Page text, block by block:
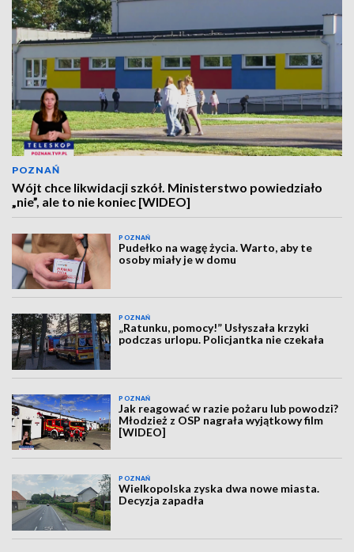
POZNAŃ
Wójt chce likwidacji szkół. Ministerstwo powiedziało
„nie”, ale to nie koniec [WIDEO]
POZNAŃ
Pudełko na wagę życia. Warto, aby te
osoby miały je w domu
POZNAŃ
„Ratunku, pomocy!” Usłyszała krzyki
podczas urlopu. Policjantka nie czekała
POZNAŃ
Jak reagować w razie pożaru lub powodzi?
Młodzież z OSP nagrała wyjątkowy film
[WIDEO]
POZNAŃ
Wielkopolska zyska dwa nowe miasta.
Decyzja zapadła